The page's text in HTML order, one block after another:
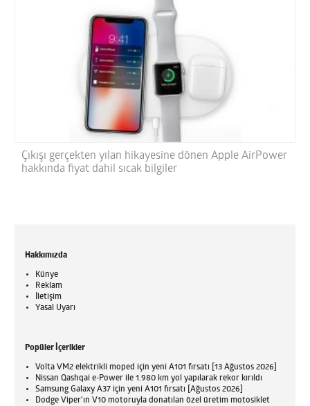
Çıkışı gerçekten yılan hikayesine dönen Apple AirPower
hakkında fiyat dahil sıcak bilgiler
Hakkımızda
Künye
Reklam
İletişim
Yasal Uyarı
Popüler İçerikler
Volta VM2 elektrikli moped için yeni A101 fırsatı [13 Ağustos 2026]
Nissan Qashqai e-Power ile 1.980 km yol yapılarak rekor kırıldı
Samsung Galaxy A37 için yeni A101 fırsatı [Ağustos 2026]
Dodge Viper'ın V10 motoruyla donatılan özel üretim motosiklet